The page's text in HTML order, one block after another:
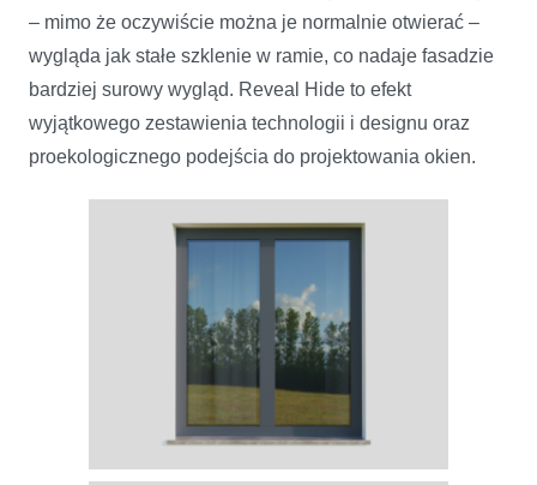
– mimo że oczywiście można je normalnie otwierać –
wygląda jak stałe szklenie w ramie, co nadaje fasadzie
bardziej surowy wygląd. Reveal Hide to efekt
wyjątkowego zestawienia technologii i designu oraz
proekologicznego podejścia do projektowania okien.